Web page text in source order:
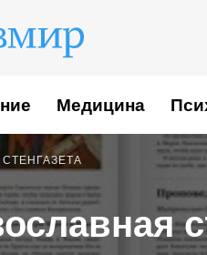
Медицина
СТЕНГАЗЕТА